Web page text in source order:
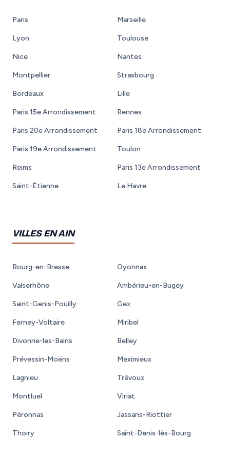
Paris Marseille
Lyon Toulouse
Nice Nantes
Montpellier Strasbourg
Bordeaux Lille
Paris 15e Arrondissement Rennes
Paris 20e Arrondissement Paris 18e Arrondissement
Paris 19e Arrondissement Toulon
Reims Paris 13e Arrondissement
Saint-Étienne Le Havre
VILLES EN AIN
Bourg-en-Bresse Oyonnax
Valserhône Ambérieu-en-Bugey
Saint-Genis-Pouilly Gex
Ferney-Voltaire Miribel
Divonne-les-Bains Belley
Prévessin-Moëns Meximieux
Lagnieu Trévoux
Montluel Viriat
Péronnas Jassans-Riottier
Thoiry Saint-Denis-lès-Bourg